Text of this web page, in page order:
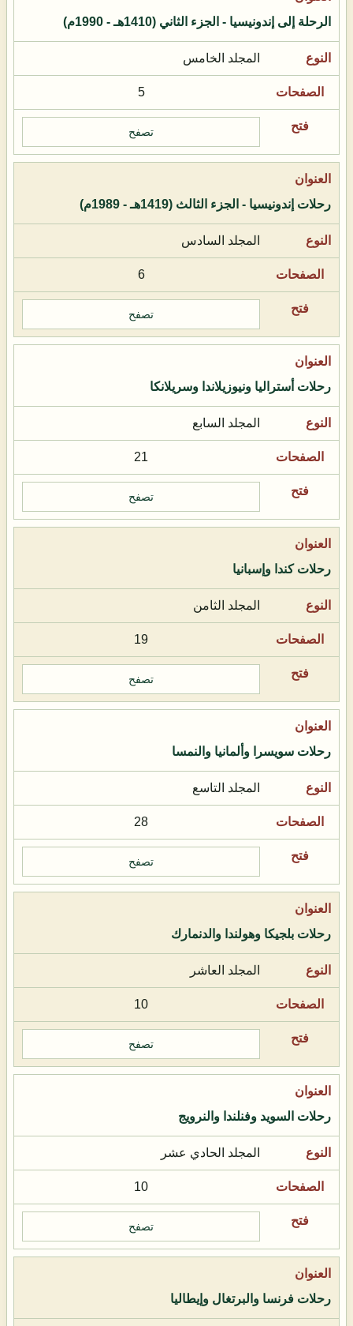
الرحلة إلى إندونيسيا - الجزء الثاني (1410هـ - 1990م)
المجلد الخامس
5
تصفح
رحلات إندونيسيا - الجزء الثالث (1419هـ - 1989م)
المجلد السادس
6
تصفح
رحلات أستراليا ونيوزيلاندا وسريلانكا
المجلد السابع
21
تصفح
رحلات كندا وإسبانيا
المجلد الثامن
19
تصفح
رحلات سويسرا وألمانيا والنمسا
المجلد التاسع
28
تصفح
رحلات بلجيكا وهولندا والدنمارك
المجلد العاشر
10
تصفح
رحلات السويد وفنلندا والنرويج
المجلد الحادي عشر
10
تصفح
رحلات فرنسا والبرتغال وإيطاليا